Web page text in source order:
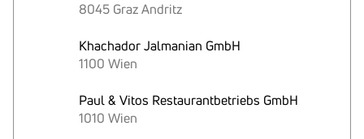
8045 Graz Andritz
Khachador Jalmanian GmbH
1100 Wien
Paul & Vitos Restaurantbetriebs GmbH
1010 Wien